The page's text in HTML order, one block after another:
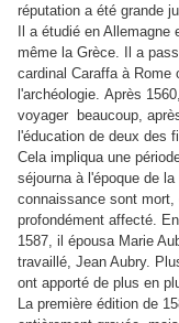
réputation a été grande
Il a étudié en
même la Grèce. Il a
cardinal Caraffa à Rome
l'archéologie. Après
voyager beaucoup,
l'éducation de deux des
Cela impliqua une
séjourna à l'époque de
connaissance sont
profondément affecté.
1587, il épousa Marie
travaillé, Jean Aubry.
ont apporté de plus en
La première édition de